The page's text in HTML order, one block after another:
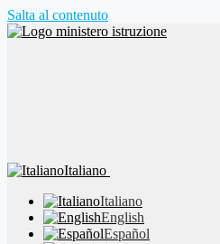
Salta al contenuto
Italiano
Italiano
English
Español